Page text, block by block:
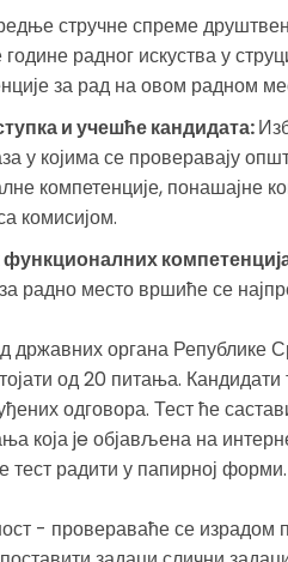
стручне спреме
радног искуства у
за рад на овом радном
и учешће кандидата:
у којима се проверавају
компетенције, понашајне
комисијом.
радно место вршиће се
државних органа Републике
од 20 питања.
одговора. Тест ће
која je објављена на
тест радити у папирној
- провераваће се израдом